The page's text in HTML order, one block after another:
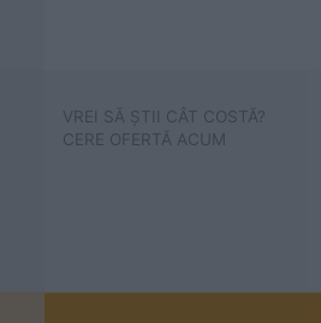
VREI SĂ ȘTII CÂT COSTĂ?
CERE OFERTĂ ACUM